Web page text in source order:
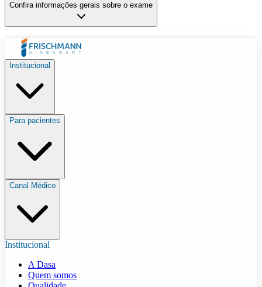
Confira informações gerais sobre o exame
Institucional
Para pacientes
Canal Médico
Institucional
A Dasa
Quem somos